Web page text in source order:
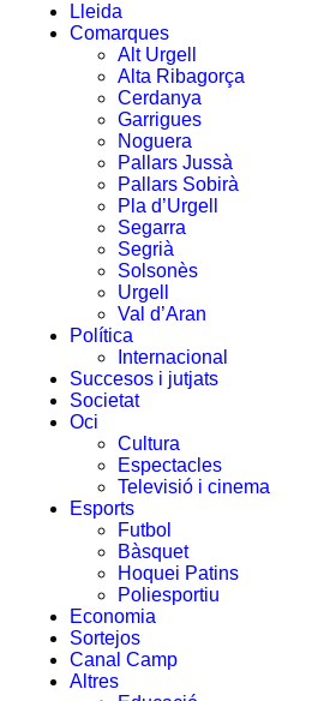
Lleida
Comarques
Alt Urgell
Alta Ribagorça
Cerdanya
Garrigues
Noguera
Pallars Jussà
Pallars Sobirà
Pla d’Urgell
Segarra
Segrià
Solsonès
Urgell
Val d’Aran
Política
Internacional
Succesos i jutjats
Societat
Oci
Cultura
Espectacles
Televisió i cinema
Esports
Futbol
Bàsquet
Hoquei Patins
Poliesportiu
Economia
Sortejos
Canal Camp
Altres